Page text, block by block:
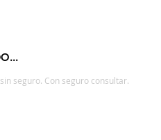
seguro. Con seguro consultar.